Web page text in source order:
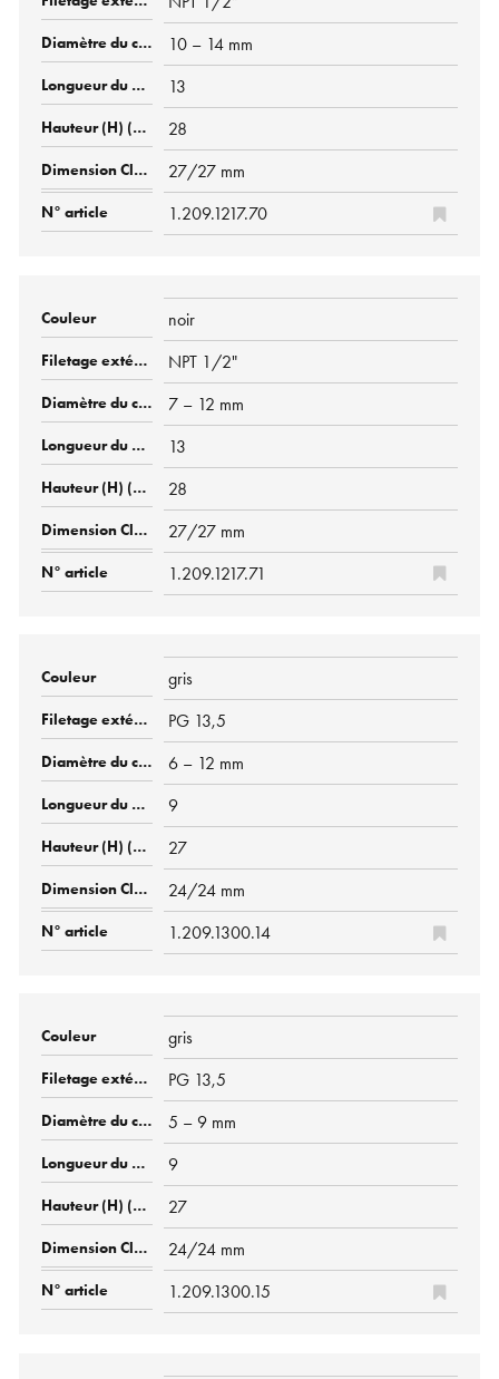
10 – 14 mm
13
28
27/27 mm
1.209.1217.70
noir
NPT 1/2"
7 – 12 mm
13
28
27/27 mm
1.209.1217.71
gris
PG 13,5
6 – 12 mm
9
27
24/24 mm
1.209.1300.14
gris
PG 13,5
5 – 9 mm
9
27
24/24 mm
1.209.1300.15